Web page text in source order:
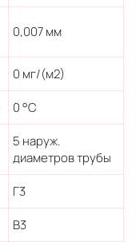
0,007 мм
0 мг/(м2)
0 °С
5 наруж.
диаметров трубы
Г3
В3